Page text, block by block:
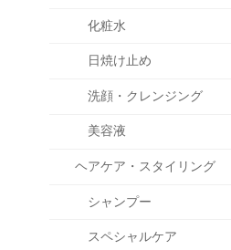
化粧水
日焼け止め
洗顔・クレンジング
美容液
ヘアケア・スタイリング
シャンプー
スペシャルケア